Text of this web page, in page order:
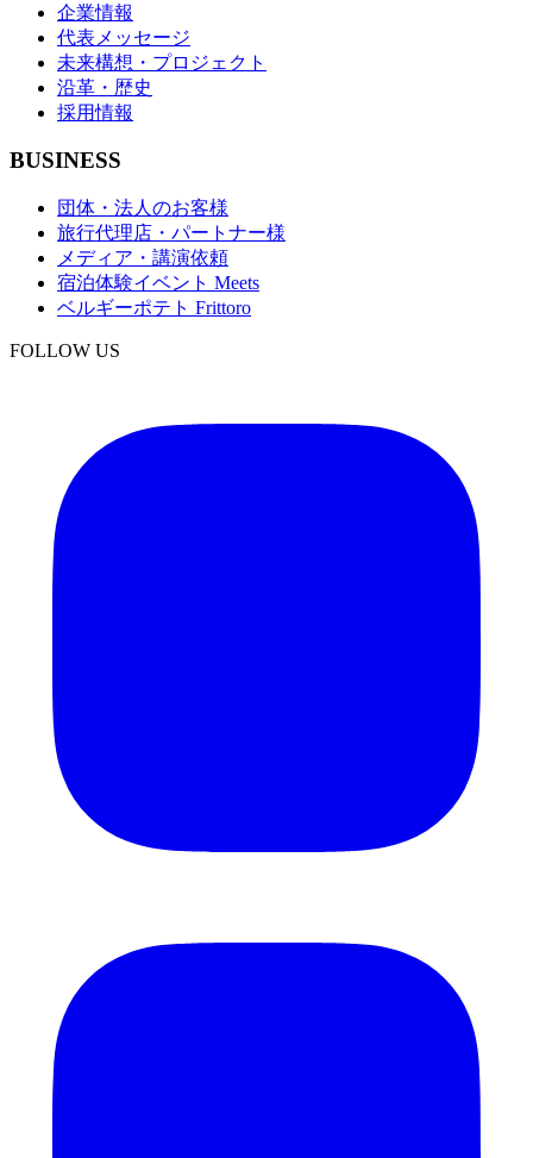
企業情報
代表メッセージ
未来構想・プロジェクト
沿革・歴史
採用情報
BUSINESS
団体・法人のお客様
旅行代理店・パートナー様
メディア・講演依頼
宿泊体験イベント Meets
ベルギーポテト Frittoro
FOLLOW US